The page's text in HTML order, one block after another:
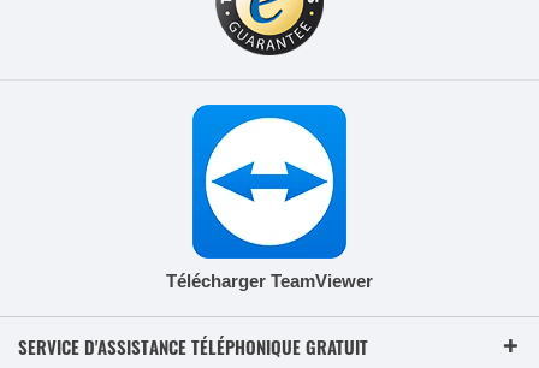
Télécharger TeamViewer
SERVICE D'ASSISTANCE TÉLÉPHONIQUE GRATUIT